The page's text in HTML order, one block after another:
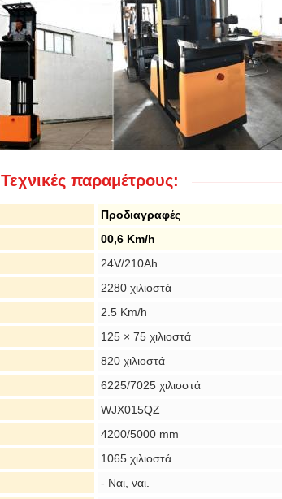
Τεχνικές παραμέτρους:
Προδιαγραφές
00,6 Km/h
24V/210Ah
2280 χιλιοστά
2.5 Km/h
125 × 75 χιλιοστά
820 χιλιοστά
6225/7025 χιλιοστά
WJX015QZ
4200/5000 mm
1065 χιλιοστά
- Ναι, ναι.